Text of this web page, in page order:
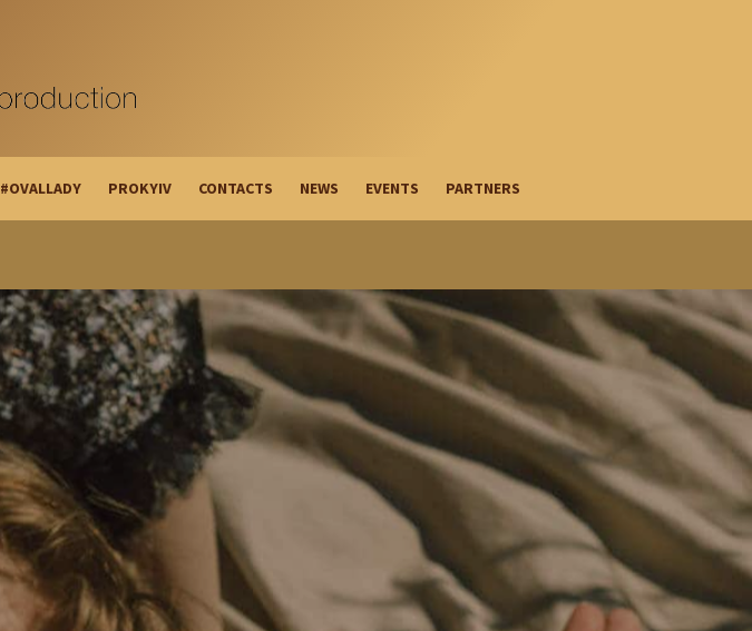
#OVALLADY PROKYIV CONTACTS NEWS EVENTS PARTNERS